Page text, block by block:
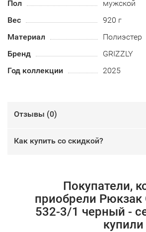
Пол
мужской
Вес
920 г
Материал
Полиэстер
Бренд
GRIZZLY
Год коллекции
2025
Отзывы (0)
Как купить со скидкой?
Покупатели,
приобрели Рюкзак
532-3/1 черный -
купили